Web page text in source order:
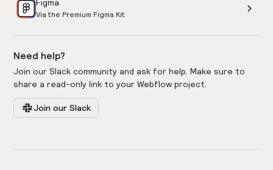
Figma
Via the Premium Figma Kit
Need help?
Join our Slack community and ask for help. Make sure to
share a read-only link to your Webflow project.
Join our Slack